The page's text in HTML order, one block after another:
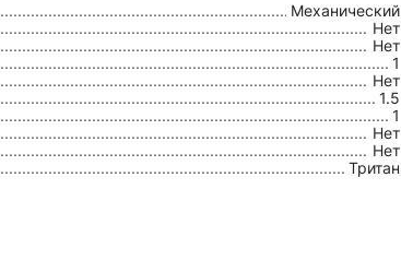
Механический
Нет
Нет
1
Нет
1.5
1
Нет
Нет
Тритан